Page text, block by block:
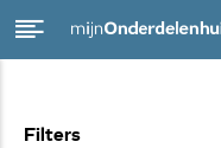
Filters